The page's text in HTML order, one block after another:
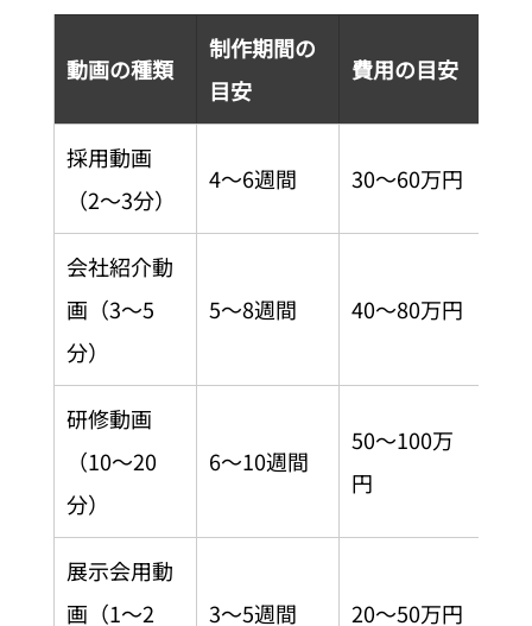
動画の種類
制作期間の
目安
費用の目安
採用動画
（2〜3分）
4〜6週間 30〜60万円
会社紹介動
画（3〜5
分）
5〜8週間 40〜80万円
研修動画
（10〜20
分）
6〜10週間
50〜100万
円
展示会用動
画（1〜2
3〜5週間 20〜50万円